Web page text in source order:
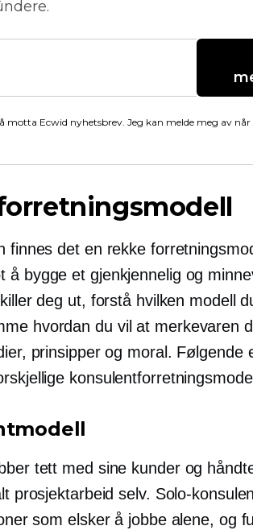
motta Ecwid nyhetsbrev. Jeg kan melde meg av når
finnes det en rekke
å bygge et gjenkjennelig og
deg ut, forstå hvilken modell
hvordan du vil at merkevaren
prinsipper og moral. Følgende
tett med sine kunder og
prosjektarbeid selv. Solo-
som elsker å jobbe alene, og